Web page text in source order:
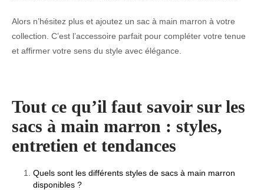
Alors n’hésitez plus et ajoutez un sac à main marron à votre
collection. C’est l’accessoire parfait pour compléter votre tenue
et affirmer votre sens du style avec élégance.
Tout ce qu’il faut savoir sur les
sacs à main marron : styles,
entretien et tendances
Quels sont les différents styles de sacs à main marron
disponibles ?